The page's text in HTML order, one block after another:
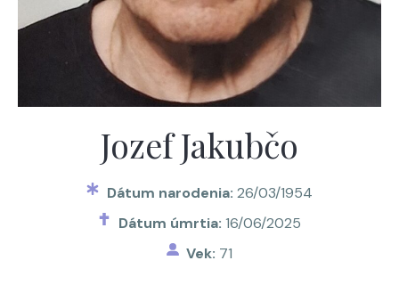
Jozef Jakubčo
Dátum narodenia: 26/03/1954
Dátum úmrtia: 16/06/2025
Vek: 71